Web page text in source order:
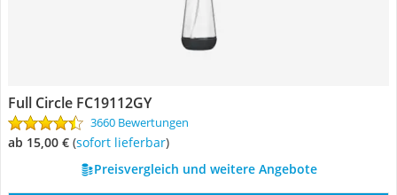
Full Circle FC19112GY
3660 Bewertungen
ab 15,00 € ( Sofort lieferbar)
Preisvergleich und weitere Angebote